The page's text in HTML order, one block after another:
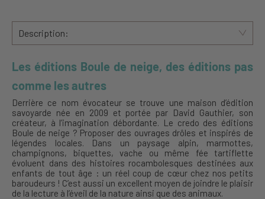
Description:
Les éditions Boule de neige, des éditions pas
comme les autres
Derrière ce nom évocateur se trouve une maison d’édition
savoyarde née en 2009 et portée par David Gauthier, son
créateur, à l’imagination débordante. Le credo des éditions
Boule de neige ? Proposer des ouvrages drôles et inspirés de
légendes locales. Dans un paysage alpin, marmottes,
champignons, biquettes, vache ou même fée tartiflette
évoluent dans des histoires rocambolesques destinées aux
enfants de tout âge : un réel coup de cœur chez nos petits
baroudeurs ! C’est aussi un excellent moyen de joindre le plaisir
de la lecture à l’éveil de la nature ainsi que des animaux.